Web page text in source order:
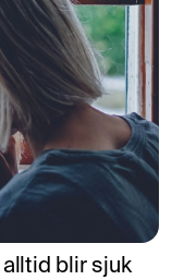
blir sjuk